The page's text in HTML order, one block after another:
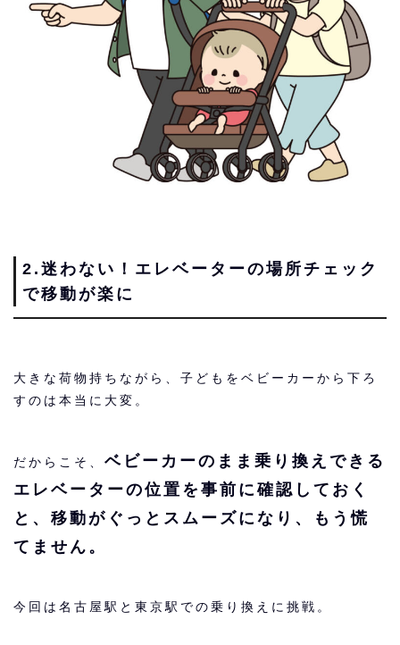
2.迷わない！エレベーターの場所チェック
で移動が楽に
大きな荷物持ちながら、子どもをベビーカーから下ろ
すのは本当に大変。
だからこそ、 ベビーカーのまま乗り換えできる
エレベーターの位置を事前に確認しておく
と、移動がぐっとスムーズになり、もう慌
てません。
今回は名古屋駅と東京駅での乗り換えに挑戦。